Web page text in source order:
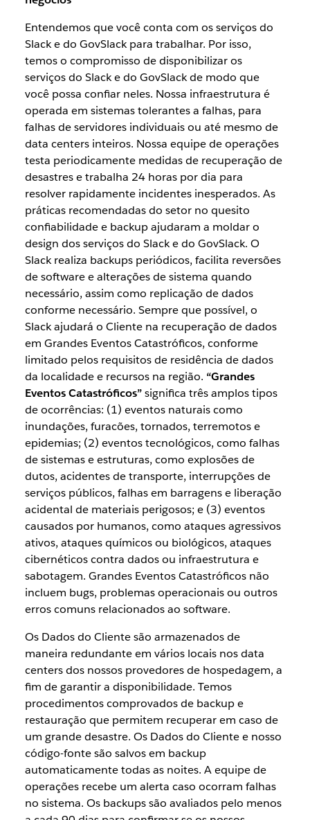
Entendemos que você conta com os serviços do
Slack e do GovSlack para trabalhar. Por isso,
temos o compromisso de disponibilizar os
serviços do Slack e do GovSlack de modo que
você possa confiar neles. Nossa infraestrutura é
operada em sistemas tolerantes a falhas, para
falhas de servidores individuais ou até mesmo de
data centers inteiros. Nossa equipe de operações
testa periodicamente medidas de recuperação de
desastres e trabalha 24 horas por dia para
resolver rapidamente incidentes inesperados. As
práticas recomendadas do setor no quesito
confiabilidade e backup ajudaram a moldar o
design dos serviços do Slack e do GovSlack. O
Slack realiza backups periódicos, facilita reversões
de software e alterações de sistema quando
necessário, assim como replicação de dados
conforme necessário. Sempre que possível, o
Slack ajudará o Cliente na recuperação de dados
em Grandes Eventos Catastróficos, conforme
limitado pelos requisitos de residência de dados
da localidade e recursos na região. “Grandes
Eventos Catastróficos”significa três amplos tipos
de ocorrências: (1) eventos naturais como
inundações, furacões, tornados, terremotos e
epidemias; (2) eventos tecnológicos, como falhas
de sistemas e estruturas, como explosões de
dutos, acidentes de transporte, interrupções de
serviços públicos, falhas em barragens e liberação
acidental de materiais perigosos; e (3) eventos
causados por humanos, como ataques agressivos
ativos, ataques químicos ou biológicos, ataques
cibernéticos contra dados ou infraestrutura e
sabotagem. Grandes Eventos Catastróficos não
incluem bugs, problemas operacionais ou outros
erros comuns relacionados ao software.
Os Dados do Cliente são armazenados de
maneira redundante em vários locais nos data
centers dos nossos provedores de hospedagem, a
fim de garantir a disponibilidade. Temos
procedimentos comprovados de backup e
restauração que permitem recuperar em caso de
um grande desastre. Os Dados do Cliente e nosso
código-fonte são salvos em backup
automaticamente todas as noites. A equipe de
operações recebe um alerta caso ocorram falhas
no sistema. Os backups são avaliados pelo menos